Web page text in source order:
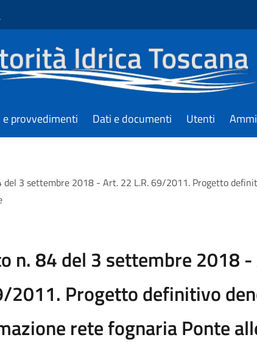
provvedimenti Dati e documenti Utenti
del 3 settembre 2018 - Art. 22 L.R. 69/2011. Progetto
n. 84 del 3 settembre 2018
2011. Progetto definitivo
rete fognaria Ponte